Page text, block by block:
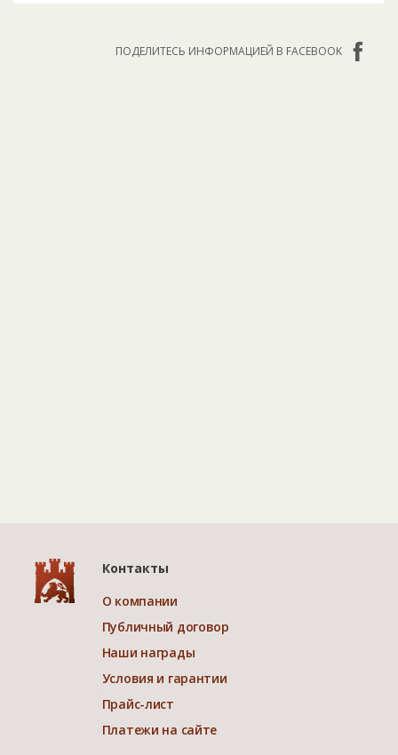
ПОДЕЛИТЕСЬ ИНФОРМАЦИЕЙ В FACEBOOK
Контакты
О компании
Публичный договор
Наши награды
Условия и гарантии
Прайс-лист
Платежи на сайте